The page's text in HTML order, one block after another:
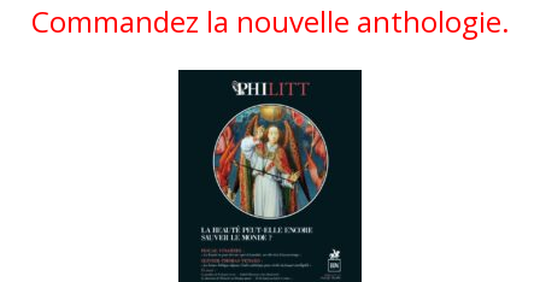
Commandez la nouvelle anthologie.